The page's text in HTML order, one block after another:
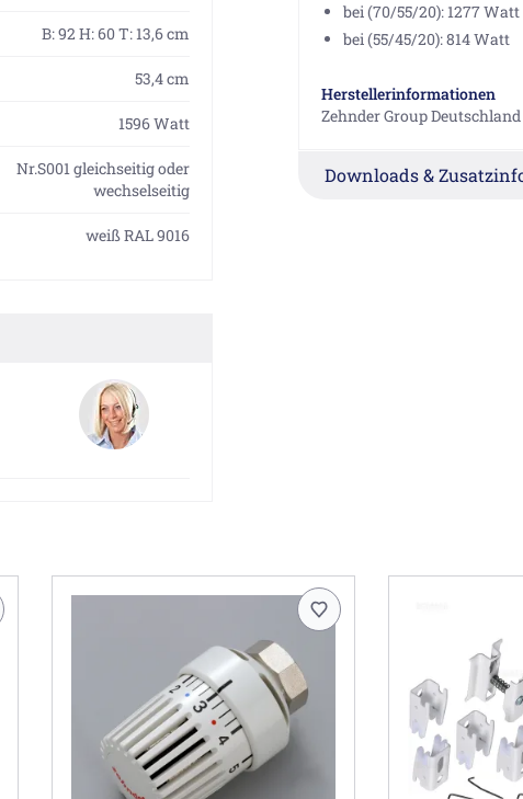
B: 92 H: 60 T: 13,6 cm
53,4 cm
1596 Watt
Nr.S001 gleichseitig oder
wechselseitig
weiß RAL 9016
bei (70/55/20): 1277 Watt
bei (55/45/20): 814 Watt
Herstellerinformationen
Zehnder Group
Downloads &